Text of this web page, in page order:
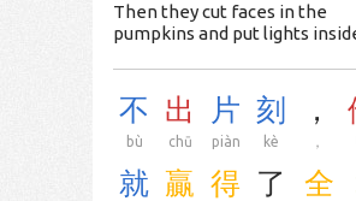
Then they cut faces in the
pumpkins and put lights
不
bù
出
chū
片
piàn
刻
kè
，
，
就 贏 得 了 全